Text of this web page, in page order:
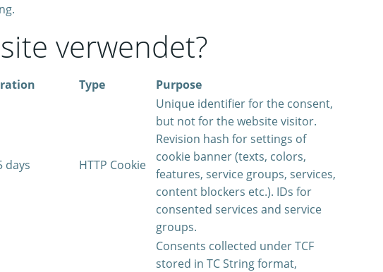
verwendet?
Type Purpose
days HTTP Cookie
Unique identifier for the consent,
but not for the website visitor.
Revision hash for settings of
cookie banner (texts, colors,
features, service groups, services,
content blockers etc.). IDs for
consented services and service
groups.
Consents collected under TCF
stored in TC String format,